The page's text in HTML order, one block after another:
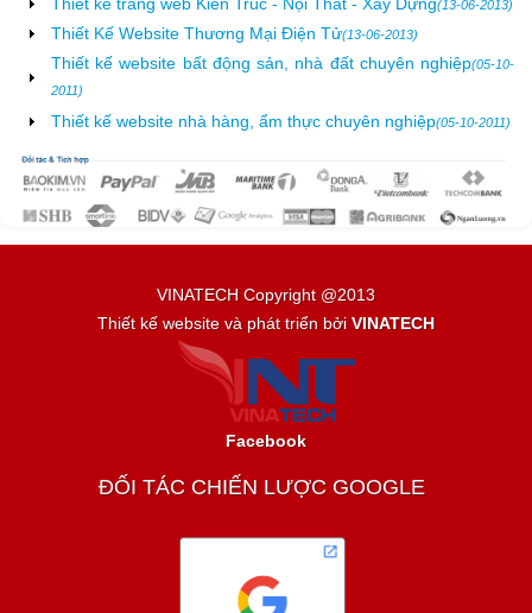
(13-06-2013)
Thiết Kế Website Thương Mại Điện Tử(13-06-2013)
Thiết kế website bất động sản, nhà đất chuyên nghiệp(05-10-
2011)
Thiết kế website nhà hàng, ẩm thực chuyên nghiệp(05-10-2011)
VINATECH Copyright @2013
Thiết kế website và phát triển bởi VINATECH
Facebook
ĐỐI TÁC CHIẾN LƯỢC GOOGLE